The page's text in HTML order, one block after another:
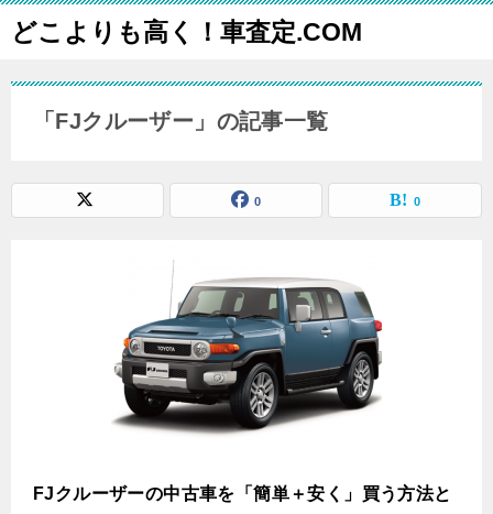
どこよりも高く！車査定.COM
「FJクルーザー」の記事一覧
0 0
FJクルーザーの中古車を「簡単＋安く」買う方法と